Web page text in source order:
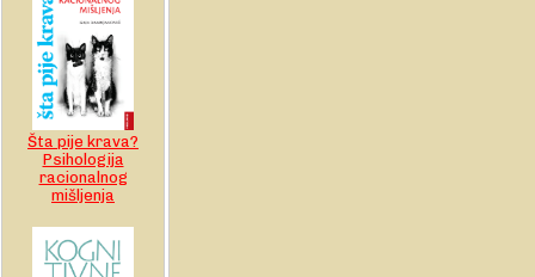
Šta pije krava?
Psihologija
racionalnog
mišljenja